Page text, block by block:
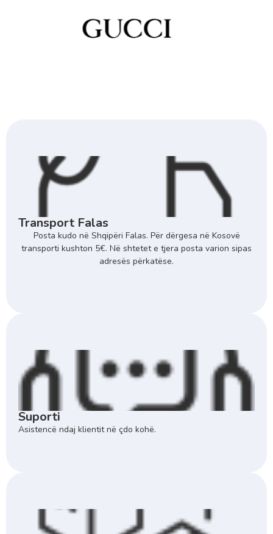
Transport Falas
Posta kudo në Shqipëri Falas. Për dërgesa në Kosovë
transporti kushton 5€. Në shtetet e tjera posta varion sipas
adresës përkatëse.
Suporti
Asistencë ndaj klientit në çdo kohë.